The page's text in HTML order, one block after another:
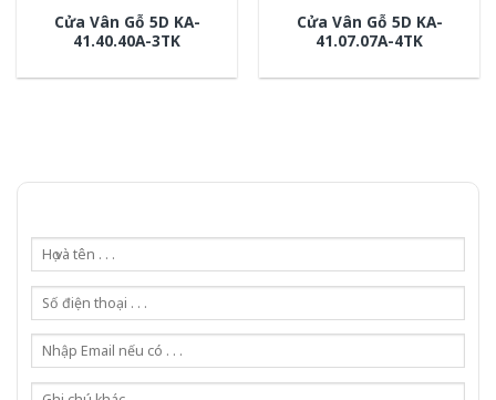
Cửa Vân Gỗ 5D KA-
41.40.40A-3TK
Cửa Vân Gỗ 5D KA-
41.07.07A-4TK